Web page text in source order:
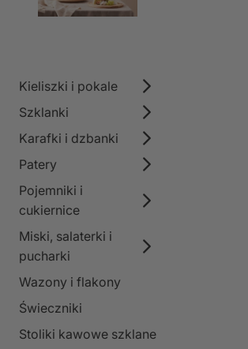
Kieliszki i pokale
Szklanki
Karafki i dzbanki
Patery
Pojemniki i
cukiernice
Miski, salaterki i
pucharki
Wazony i flakony
Świeczniki
Stoliki kawowe szklane